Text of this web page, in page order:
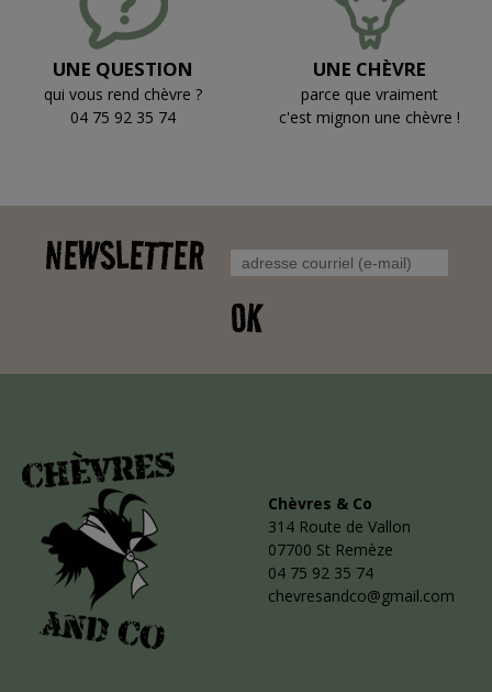
UNE QUESTION
qui vous rend chèvre ?
04 75 92 35 74
UNE CHÈVRE
parce que vraiment
c'est mignon une chèvre !
NEWSLETTER
OK
Chèvres & Co
314 Route de Vallon
07700 St Remèze
04 75 92 35 74
chevresandco@gmail.com